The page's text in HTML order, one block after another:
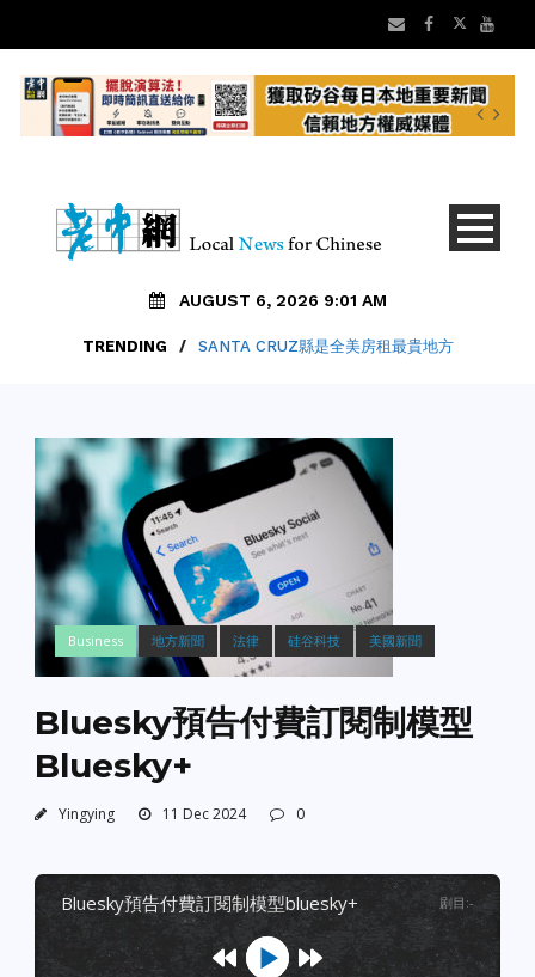
AUGUST 6, 2026 9:01 AM
TRENDING / SANTA CRUZ縣是全美房租最貴地方
Business 地方新聞 法律 硅谷科技 美國新聞
Bluesky預告付費訂閱制模型
Bluesky+
Yingying 11 Dec 2024 0
bluesky預告付費訂閱制模型bluesky+ 剧目 :-